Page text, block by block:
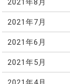
2021年7月
2021年6月
2021年5月